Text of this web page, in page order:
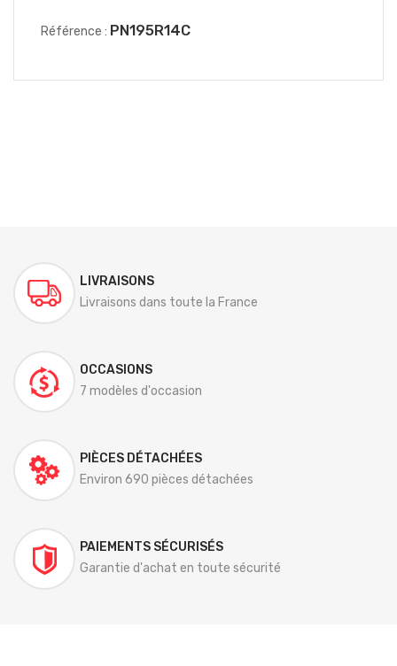
Référence : PN195R14C
LIVRAISONS
Livraisons dans toute la France
OCCASIONS
7 modèles d'occasion
PIÈCES DÉTACHÉES
Environ 690 pièces détachées
PAIEMENTS SÉCURISÉS
Garantie d'achat en toute sécurité